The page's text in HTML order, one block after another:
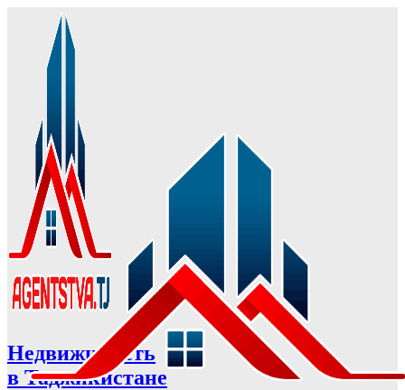
Недвижимость
в Таджикистане